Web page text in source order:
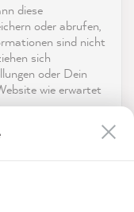
diese
oder abrufen,
sind nicht
sich
oder Dein
wie erwartet
sowie
Weißtöne
online Shop